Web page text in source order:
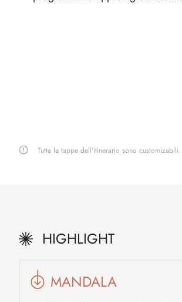
Tutte le tappe dell'itinerario sono customizabili.
HIGHLIGHT
MANDALA